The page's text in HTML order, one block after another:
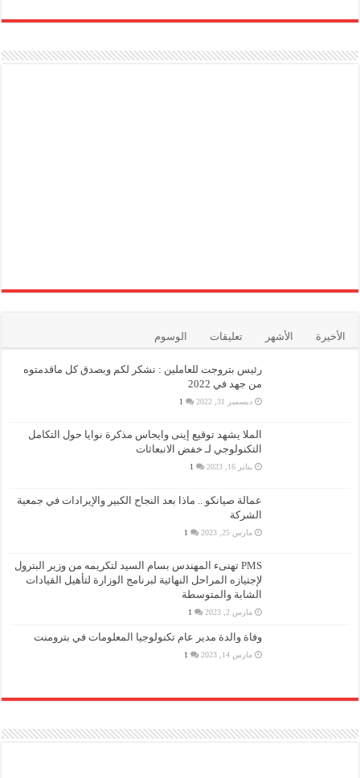
الأخيرة الأشهر تعليقات الوسوم
رئيس بتروجت للعاملين : نشكر لكم وبصدق كل ماقدمتوه
من جهد في 2022
ديسمبر 31, 2022 1
الملا يشهد توقيع إينى وايجاس مذكرة نوايا حول التكامل
التكنولوجي لـ خفض الانبعاثات
يناير 16, 2023 1
عمالة صيانكو .. ماذا بعد النجاح الكبير والإيرادات في جمعية
الشركة
مارس 25, 2023 1
PMS تهنىء المهندس بسام السيد لتكريمه من وزير البترول
لإجتيازه المراحل النهائية لبرنامج الوزارة لتأهيل القيادات
الشابة والمتوسطة
مارس 2, 2023 1
وفاة والدة مدير عام تكنولوجيا المعلومات في بترومنت
مارس 14, 2023 1